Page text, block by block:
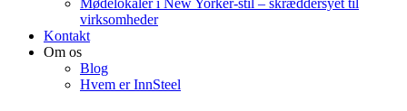
Mødelokaler i New Yorker-stil – skræddersyet til
virksomheder
Kontakt
Om os
Blog
Hvem er InnSteel